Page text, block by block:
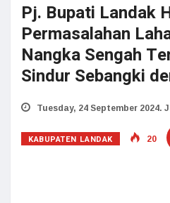
Pj. Bupati Landak
Permasalahan
Nangka Sengah
Sindur Sebangki
Tuesday, 24 September 2024.
KABUPATEN LANDAK 20